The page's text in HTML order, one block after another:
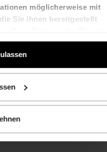
möglicherweise mit
Sie ihnen bereitgestellt